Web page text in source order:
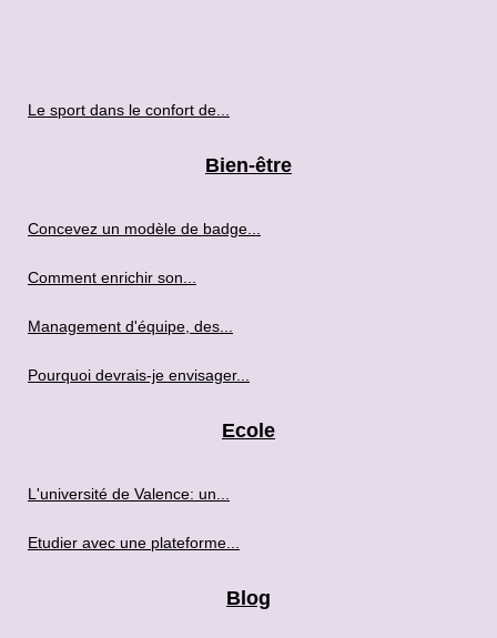
Le sport dans le confort de...
Bien-être
Concevez un modèle de badge...
Comment enrichir son...
Management d'équipe, des...
Pourquoi devrais-je envisager...
Ecole
L'université de Valence: un...
Etudier avec une plateforme...
Blog